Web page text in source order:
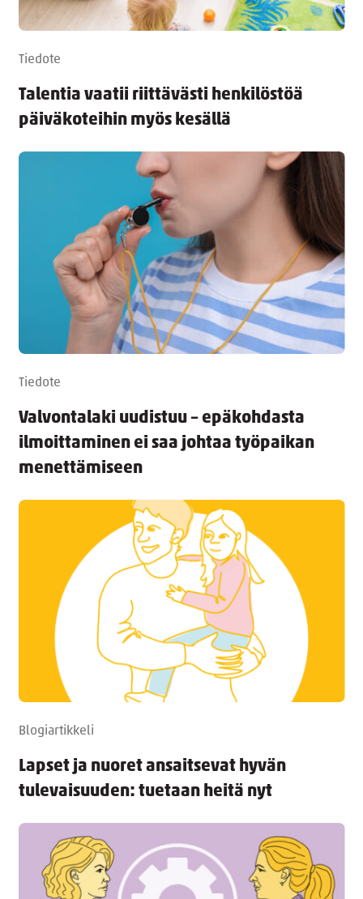
Tiedote
Talentia vaatii riittävästi henkilöstöä
päiväkoteihin myös kesällä
Tiedote
Valvontalaki uudistuu – epäkohdasta
ilmoittaminen ei saa johtaa työpaikan
menettämiseen
Blogiartikkeli
Lapset ja nuoret ansaitsevat hyvän
tulevaisuuden: tuetaan heitä nyt